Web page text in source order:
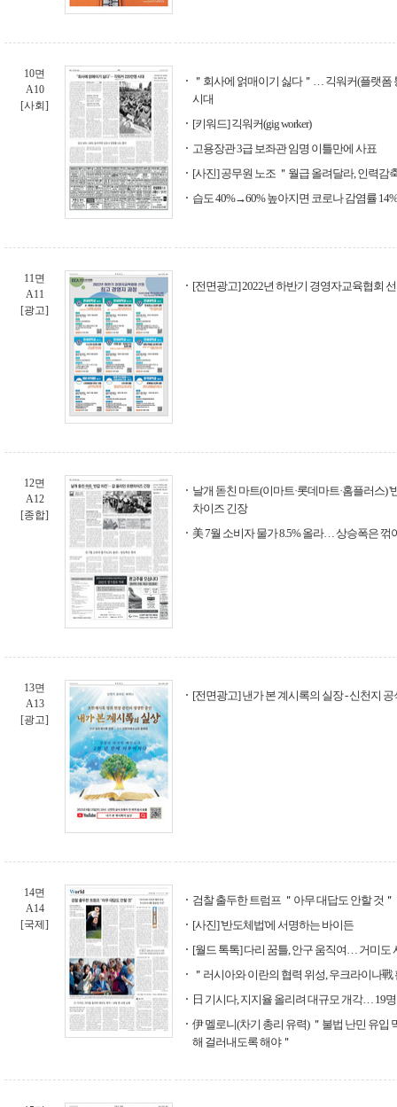
10면
A10
[사회]
＂회사에 얽매이기 싫다＂… 긱워커(플랫폼
시대
[키워드] 긱워커(gig worker)
고용장관 3급 보좌관 임명 이틀만에 사표
[사진] 공무원 노조 ＂월급 올려달라, 인력감
습도 40%→60% 높아지면 코로나 감염률
11면
A11
[광고]
[전면광고] 2022년 하반기 경영자교육협회
12면
A12
[종합]
날개 돋친 마트(이마트·롯데마트·홈플러스)
차이즈 긴장
美 7월 소비자 물가 8.5% 올라… 상승폭은 꺾
13면
A13
[광고]
[전면광고] 낸가 본 계시록의 실장 - 신천지
14면
A14
[국제]
검찰 출두한 트럼프 ＂아무 대답도 안할 것＂
[사진] '반도체법'에 서명하는 바이든
[월드 톡톡] 다리 꿈틀, 안구 움직여… 거미도
＂러시아와 이란의 협력 위성, 우크라이나戰
日 기시다, 지지율 올리려 대규모 개각… 19
伊 멜로니(차기 총리 유력) ＂불법 난민 유입
해 걸러내도록 해야＂